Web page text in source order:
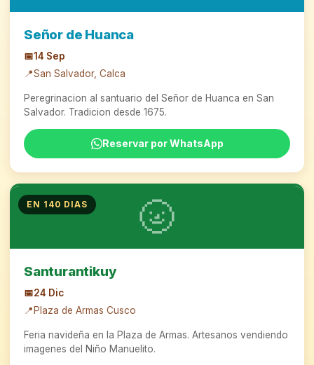
Señor de Huanca
📅14 Sep
📍San Salvador, Calca
Peregrinacion al santuario del Señor de Huanca en San
Salvador. Tradicion desde 1675.
Reservar por WhatsApp
🌝
EN 140 DIAS
Santurantikuy
📅24 Dic
📍 Plaza de Armas Cusco
Feria navideña en la Plaza de Armas. Artesanos vendiendo
imagenes del Niño Manuelito.